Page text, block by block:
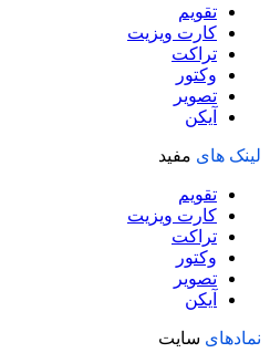
تقویم
کارت ویزیت
تراکت
وکتور
تصویر
آیکن
لینک های مفید
تقویم
کارت ویزیت
تراکت
وکتور
تصویر
آیکن
نمادهای سایت